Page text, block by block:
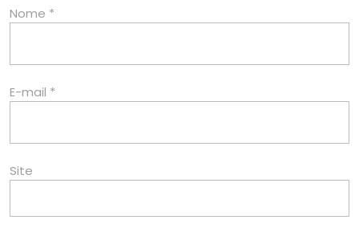
Nome *
E-mail *
Site